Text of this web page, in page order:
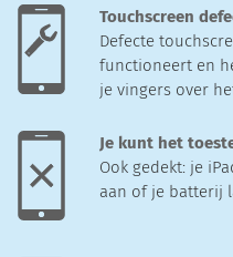
Touchscreen
Defecte
functioneert en
je vingers over
Je kunt het
Ook gedekt: je
aan of je batterij